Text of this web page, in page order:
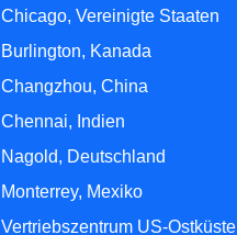
Chicago, Vereinigte Staaten
Burlington, Kanada
Changzhou, China
Chennai, Indien
Nagold, Deutschland
Monterrey, Mexiko
Vertriebszentrum US-Ostküste